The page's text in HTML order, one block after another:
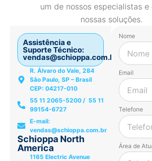
um de nossos especialistas e
nossas soluções.
Assistência e
Suporte Técnico:
vendas@schioppa.com.br
R. Álvaro do Vale, 284
São Paulo, SP – Brasil
CEP: 04217-010
55 11 2065-5200 / 55 11
99154-6727
E-mail:
vendas@schioppa.com.br
Schioppa North
America
1165 Electric Avenue
Nome
Email
Telefone
Área de